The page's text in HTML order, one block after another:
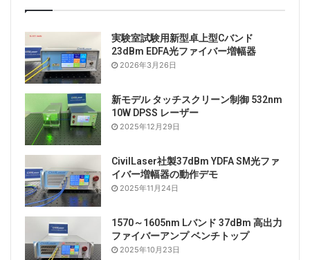
実験室試験用新型卓上型Cバンド
23dBm EDFA光ファイバー増幅器
2026年3月26日
新モデル タッチスクリーン制御 532nm
10W DPSS レーザー
2025年12月29日
CivilLaser社製37dBm YDFA SM光ファ
イバー増幅器の動作デモ
2025年11月24日
1570～1605nm Lバンド 37dBm 高出力
ファイバーアンプ ベンチトップ
2025年10月23日